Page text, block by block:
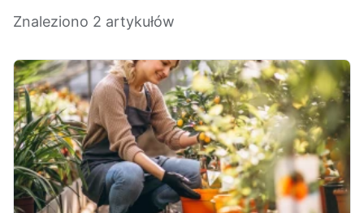
Znaleziono 2 artykułów